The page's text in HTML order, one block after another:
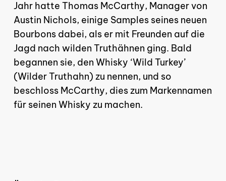
GO TO SHOP
Jahr hatte Thomas McCarthy, Manager von
Austin Nichols, einige Samples seines neuen
Bourbons dabei, als er mit Freunden auf die
Jagd nach wilden Truthähnen ging. Bald
begannen sie, den Whisky ‘Wild Turkey’
(Wilder Truthahn) zu nennen, und so
beschloss McCarthy, dies zum Markennamen
für seinen Whisky zu machen.